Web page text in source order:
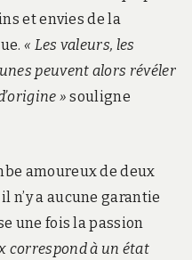
et envies de la
« Les valeurs, les
peuvent alors révéler
»souligne
amoureux de deux
n’y a aucune garantie
une fois la passion
correspond à un état